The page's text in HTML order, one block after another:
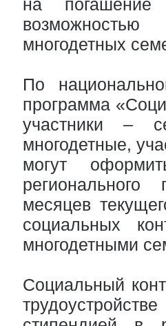
на
многодетных
По
программа
участники –
многодетные,
могут
месяцев
социальных
многодетными
Социальный